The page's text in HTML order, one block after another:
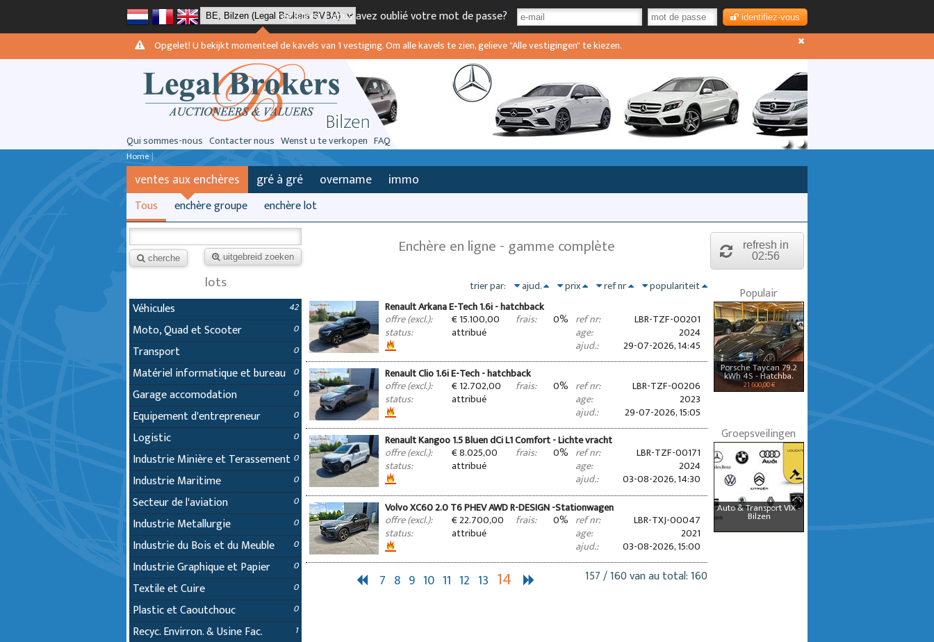
registrez | vous avez oublié votre mot de passe? identifiez-vous
Opgelet! U bekijkt momenteel de kavels van 1 vestiging. Om alle kavels te zien, gelieve "Alle vestigingen" te kiezen.
Qui sommes-nous Contacter nous Wenst u te verkopen FAQ
Home|
ventes aux enchères gré à gré overname immo
Tous enchère groupe enchère lot
cherche uitgebreid zoeken
lots
Véhicules 42
Moto, Quad et Scooter 0
Transport 0
Matériel informatique et bureau 0
Garage accomodation 0
Equipement d'entrepreneur 0
Logistic 0
Industrie Minière et Terassement 0
Industrie Maritime 0
Secteur de l'aviation 0
Industrie Metallurgie 0
Industrie du Bois et du Meuble 0
Industrie Graphique et Papier 0
Textile et Cuire 0
Plastic et Caoutchouc 0
Recyc. Envirron. & Usine Fac. 1
Enchère en ligne - gamme complète
trier par: ajud. prix ref nr
populariteit
Renault Arkana E-Tech 1.6i - hatchback
offre (excl.): € 15.100,00 frais: 0% ref nr: LBR-TZF-00201
status: attribué age: 2024
ajud.:
29-07-2026, 14:45
Renault Clio 1.6i E-Tech - hatchback
offre (excl.): € 12.702,00 frais: 0% ref nr: LBR-TZF-00206
status: attribué age: 2023
ajud.:
29-07-2026, 15:05
Renault Kangoo 1.5 Bluen dCi L1 Comfort - Lichte vracht
offre (excl.): € 8.025,00 frais: 0% ref nr: LBR-TZF-00171
status: attribué age: 2024
ajud.:
03-08-2026, 14:30
Volvo XC60 2.0 T6 PHEV AWD R-DESIGN -Stationwagen
offre (excl.): € 22.700,00 frais: 0% ref nr: LBR-TXJ-00047
status: attribué age: 2021
ajud.: 03-08-2026, 15:00
157 / 160 van au total: 160
7 8 9 10 11 12 13 14
refresh in
02:55
Populair
Porsche Taycan 79.2
kWh 4S - Hatchba.
21 600,00 €
Groepsveilingen
Auto & Transport VIX -
Bilzen